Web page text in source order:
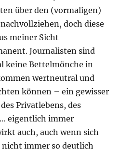
über den (vormaligen)
doch diese
meiner Sicht
Journalisten sind
keine Bettelmönche in
wertneutral und
können – ein gewisser
Privatlebens, des
eigentlich immer
auch, auch wenn sich
nicht immer so deutlich